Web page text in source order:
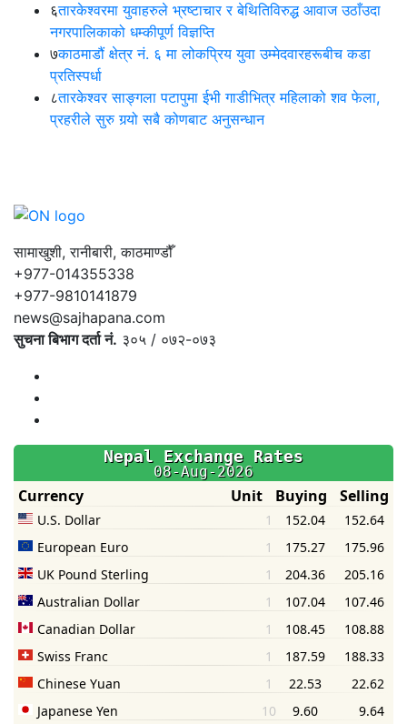
६तारकेश्वरमा युवाहरुले भ्रष्टाचार र बेथितिविरुद्ध आवाज उठाँउदा
नगरपालिकाको धम्कीपूर्ण विज्ञप्ति
७काठमाडौं क्षेत्र नं. ६ मा लोकप्रिय युवा उम्मेदवारहरूबीच कडा
प्रतिस्पर्धा
८तारकेश्वर साङ्गला पटापुमा ईभी गाडीभित्र महिलाको शव फेला,
प्रहरीले सुरु गर्‍यो सबै कोणबाट अनुसन्धान
सामाखुशी, रानीबारी, काठमाण्डौँ
+977-014355338
+977-9810141879
news@sajhapana.com
सुचना बिभाग दर्ता नं. ३०५ / ०७२-०७३